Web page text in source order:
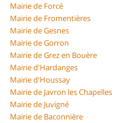
Mairie de Forcé
Mairie de Fromentières
Mairie de Gesnes
Mairie de Gorron
Mairie de Grez en Bouère
Mairie d'Hardanges
Mairie d'Houssay
Mairie de Javron les Chapelles
Mairie de Juvigné
Mairie de Baconnière